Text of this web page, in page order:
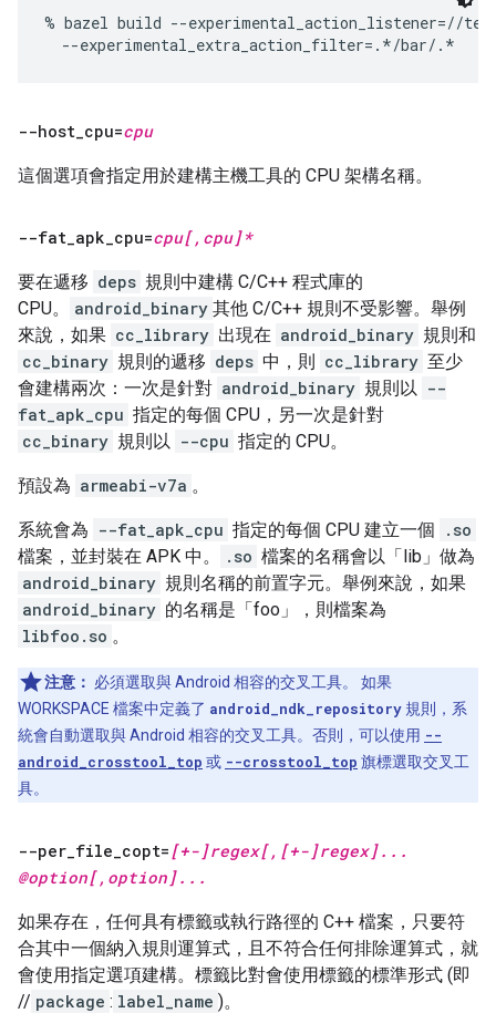
% bazel build --
--host_cpu=cpu
這個選項會指定用於建構主機工具的 CPU 架構名稱。
--fat_apk_cpu=cpu[, cpu]*
要在遞移 deps 規則中建構 C/C++ 程式庫的
CPU。
android_binary 其他 C/C++ 規則不受影響。舉例
來說，如果 cc_library 出現在 android_binary 規則和
cc_binary 規則的遞移 deps 中，則 cc_library 至少
會建構兩次：一次是針對 android_binary 規則以 --
fat_apk_cpu 指定的每個 CPU，另一次是針對
cc_binary 規則以 --cpu 指定的 CPU。
預設為 armeabi-v7a 。
系統會為 --fat_apk_cpu 指定的每個 CPU 建立一個
.so
檔案，並封裝在 APK 中。
.so 檔案的名稱會以「lib」做為
android_binary 規則名稱的前置字元。舉例來說，如果
android_binary 的名稱是「foo」，則檔案為
libfoo.so 。
注意： 必須選取與 Android 相容的交叉工具。 如果
WORKSPACE 檔案中定義了 android_ndk_repository 規則，系
統會自動選取與 Android 相容的交叉工具。否則，可以使用 --
android_crosstool_top 或 --crosstool_top 旗標選取交叉工
具。
--per_file_copt= [+-]regex[, [+-]regex]. . .
@option[, option]. . .
如果存在，任何具有標籤或執行路徑的 C++ 檔案，只要符
合其中一個納入規則運算式，且不符合任何排除運算式，就
會使用指定選項建構。標籤比對會使用標籤的標準形式 (即
// package : label_name )。